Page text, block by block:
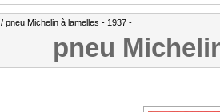
/ pneu Michelin à lamelles - 1937 -
pneu